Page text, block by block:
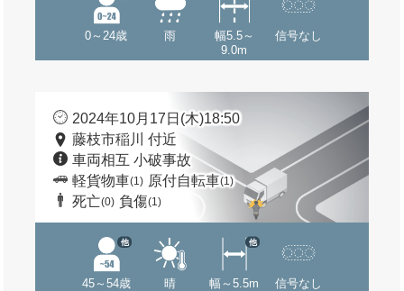
0～24歳 雨
幅5.5～
9.0m
信号なし
2024年10月17日(木)18:50
藤枝市稲川 付近
車両相互 小破事故
軽貨物車(1) 原付自転車(1)
死亡(0) 負傷(1)
45～54歳
他
晴 幅～5.5m
他
信号なし